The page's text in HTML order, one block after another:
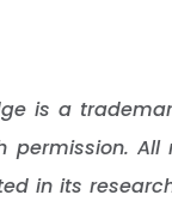
is a
in its